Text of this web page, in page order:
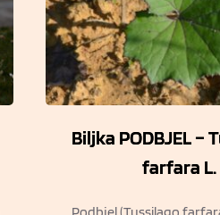
Biljka PODBJEL –
farfara L.